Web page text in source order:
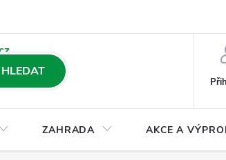
HLEDAT
ZAHRADA AKCE A